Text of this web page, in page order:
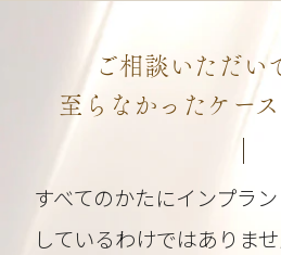
ご相談いただい
至らなかったケー
すべてのかたにインプラ
しているわけではありま